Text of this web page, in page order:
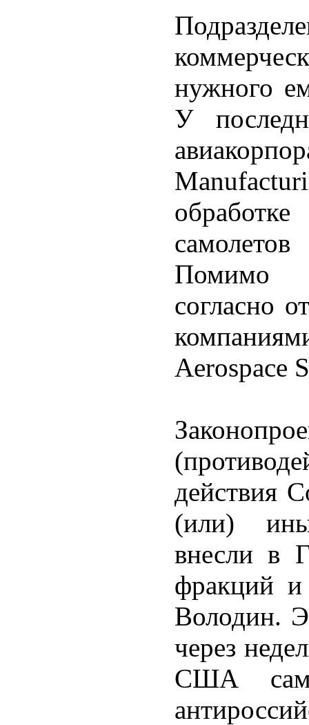
нужного
У
Помимо
согласно
Aerospace
действия
(или)
внесли в
фракций и
Володин.
через
США